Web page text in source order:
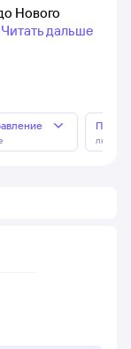
Нового
Читать дальше
любое